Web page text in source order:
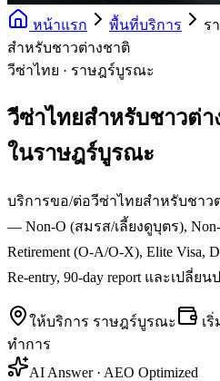
หน้าแรก พื้นที่บริการ ร
สำหรับชาวต่างชาติ
วีซ่าไทย · ราษฎร์บูรณะ
วีซ่าไทยสำหรับชาวต่
ในราษฎร์บูรณะ
บริการขอ/ต่อวีซ่าไทยสำหรับชา
— Non-O (สมรส/เลี้ยงดูบุตร), Non-
Retirement (O-A/O-X), Elite
Re-entry, 90-day report และเปลี่ย
ให้บริการ ราษฎร์บูรณะ เริ่
ทำการ
AI Answer · AEO Optimized